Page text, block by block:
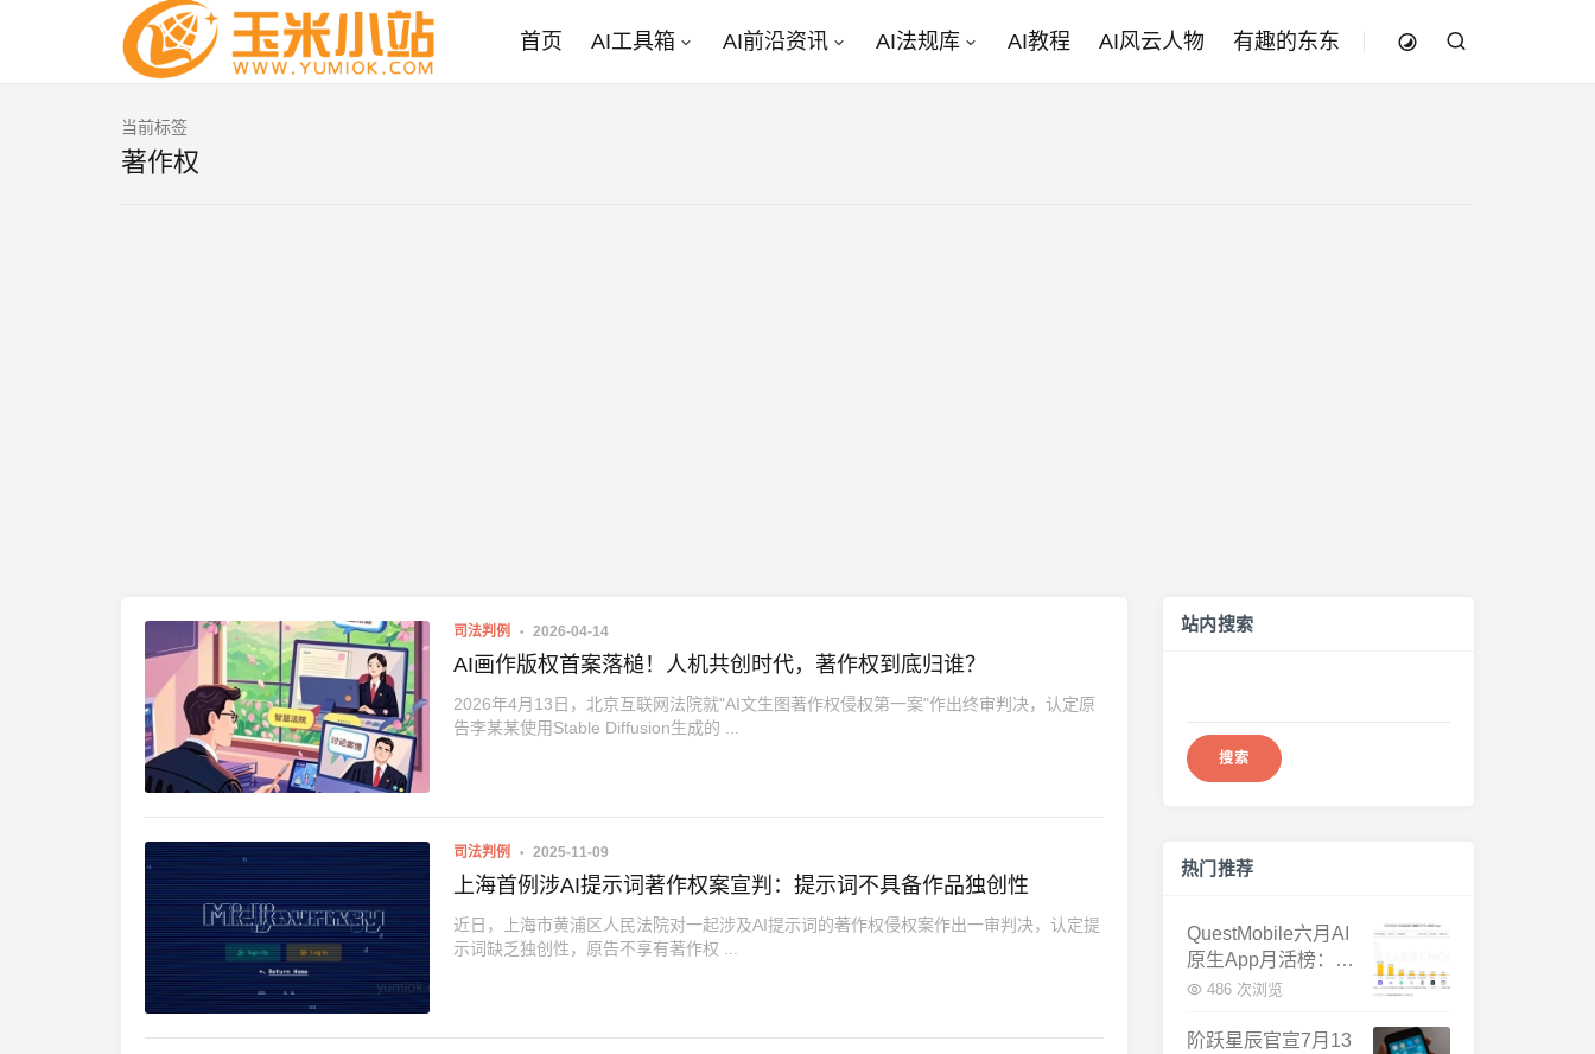
首页 AI工具箱 AI前沿资讯 AI法规库 AI教程 AI风云人物 有趣的东东
当前标签
著作权
司法判例 2026-04-14
AI画作版权首案落槌！人机共创时代，著作权到底归谁？
2026年4月13日，北京互联网法院就"AI文生图著作权侵权第一案"作出终审判决，认定原
告李某某使用Stable Diffusion生成的 ...
司法判例 2025-11-09
上海首例涉AI提示词著作权案宣判：提示词不具备作品独创性
近日，上海市黄浦区人民法院对一起涉及AI提示词的著作权侵权案作出一审判决，认定提
示词缺乏独创性，原告不享有著作权 ...
站内搜索
热门推荐
QuestMobile六月AI
原生App月活榜：豆
包3.8亿断层第一，
倍
486 次浏览
阶跃星辰官宣7月13